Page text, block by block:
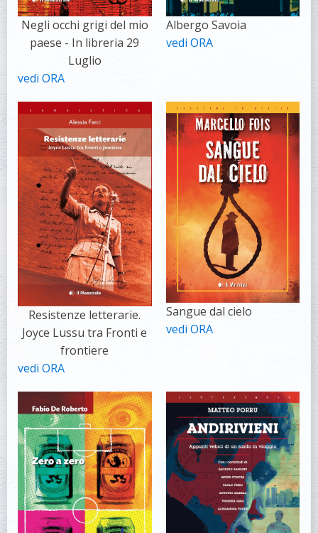
Negli occhi grigi del mio
paese - In libreria 29
Luglio
vedi ORA
Albergo Savoia
vedi ORA
Resistenze letterarie.
Joyce Lussu tra Fronti e
frontiere
vedi ORA
Sangue dal cielo
vedi ORA